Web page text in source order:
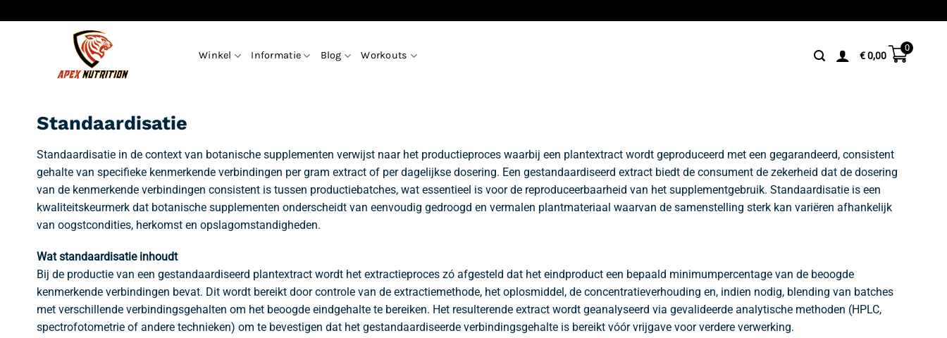
naar
Winkel Informatie Blog Workouts €0,00
0
Standaardisatie
Standaardisatie in de context van botanische supplementen verwijst naar het productieproces waarbij een plantextract wordt geproduceerd met een gegarandeerd, consistent
gehalte van specifieke kenmerkende verbindingen per gram extract of per dagelijkse dosering. Een gestandaardiseerd extract biedt de consument de zekerheid dat de dosering
van de kenmerkende verbindingen consistent is tussen productiebatches, wat essentieel is voor de reproduceerbaarheid van het supplementgebruik. Standaardisatie is een
kwaliteitskeurmerk dat botanische supplementen onderscheidt van eenvoudig gedroogd en vermalen plantmateriaal waarvan de samenstelling sterk kan variëren afhankelijk
van oogstcondities, herkomst en opslagomstandigheden.
Wat standaardisatie inhoudt
Bij de productie van een gestandaardiseerd plantextract wordt het extractieproces zó afgesteld dat het eindproduct een bepaald minimumpercentage van de beoogde
kenmerkende verbindingen bevat. Dit wordt bereikt door controle van de extractiemethode, het oplosmiddel, de concentratieverhouding en, indien nodig, blending van batches
met verschillende verbindingsgehalten om het beoogde eindgehalte te bereiken. Het resulterende extract wordt geanalyseerd via gevalideerde analytische methoden (HPLC,
spectrofotometrie of andere technieken) om te bevestigen dat het gestandaardiseerde verbindingsgehalte is bereikt vóór vrijgave voor verdere verwerking.